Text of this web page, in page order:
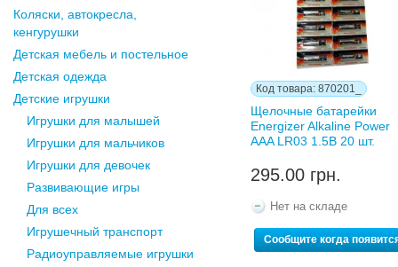
Коляски, автокресла,
кенгурушки
Детская мебель и постельное
Детская одежда
Детские игрушки
Игрушки для малышей
Игрушки для мальчиков
Игрушки для девочек
Развивающие игры
Для всех
Игрушечный транспорт
Радиоуправляемые игрушки
Код товара: 870201_
Щелочные батарейки
Energizer Alkaline Power
AAA LR03 1.5В 20 шт.
295.00 грн.
Нет на складе
Сообщите когда